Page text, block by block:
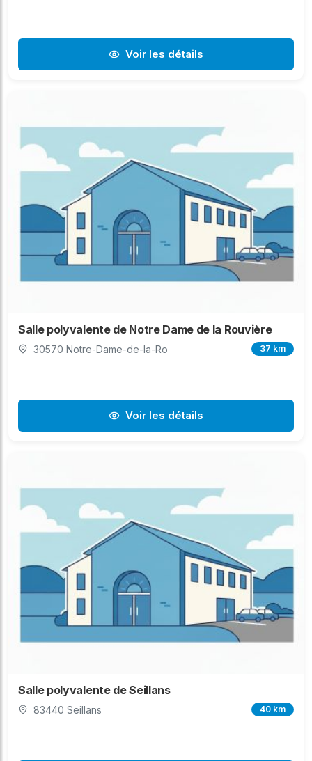
Voir les détails
Salle polyvalente de Notre Dame de la Rouvière
30570 Notre-Dame-de-la-Ro 37 km
Voir les détails
Salle polyvalente de Seillans
83440 Seillans 40 km